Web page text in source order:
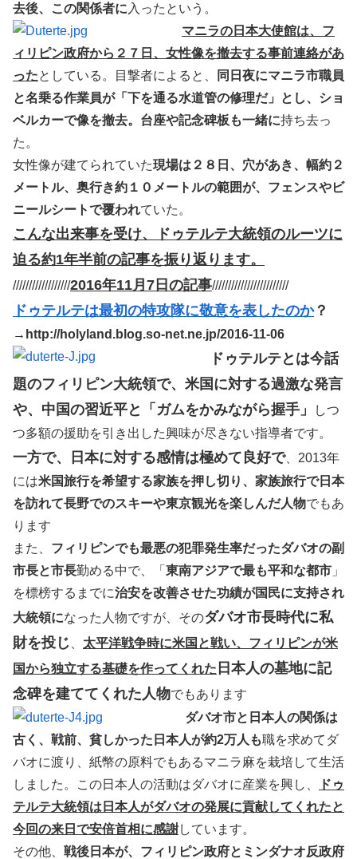
去後、この関係者に 入ったという。
マニラの日本大使館は、フ
ィリピン政府から２７日、女性像を撤去する事前連絡があ
ったとしている。目撃者によると、
同日夜にマニラ市職員
と名乗る作業員が「下を通る水道管の修理だ」とし、ショ
ベルカーで像を撤去。台座や記念碑板も一緒に持ち去っ
た。
女性像が建てられていた現場は２８日、穴があき、幅約２
メートル、奥行き約１０メートルの範囲が、フェンスやビ
ニールシートで覆われていた。
こんな出来事を受け、ドゥテルテ大統領のルーツに
迫る約1年半前の記事を振り返ります。
//////////////////2016年11月7日の記事////////////////////////
ドゥテルテは最初の特攻隊に敬意を表したのか？
→http://holyland.blog.so-net.ne.jp/2016-11-06
ドゥテルテとは今話
題のフィリピン大統領で、米国に対する過激な発言
や、中国の習近平と「ガムをかみながら握手」
しつ
つ多額の援助を引き出した興味が尽きない指導者です。
一方で、日本に対する感情は極めて良好で、2013年
には米国旅行を希望する家族を押し切り、家族旅行で日本
を訪れて長野でのスキーや東京観光を楽しんだ人物でもあ
ります
また、 フィリピンでも最悪の犯罪発生率だったダバオの副
市長と市長勤める中で、「 東南アジアで最も平和な都市 」
を標榜するまでに治安を改善させた功績が国民に支持され
大統領になった人物ですが、そのダバオ市長時代に私
財を投じ
太平洋戦争時に米国と戦い、フィリピンが米
国から独立する基礎を作ってくれた 日本人の墓地に記
念碑を建ててくれた人物でもあります
ダバオ市と日本人の関係は
古く、戦前、貧しかった日本人が約2万人も職を求めてダ
バオに渡り、紙幣の原料でもあるマニラ麻を栽培して生活
しました。この日本人の活動はダバオに産業を興し、
ドゥ
テルテ大統領は日本人がダバオの発展に貢献してくれたと
今回の来日で安倍首相に感謝しています。
その他、 戦後日本が、フィリピン政府とミンダナオ反政府